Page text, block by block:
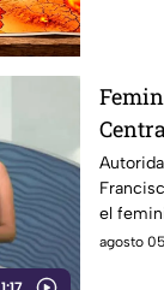
dos
el
Viviana
agosto